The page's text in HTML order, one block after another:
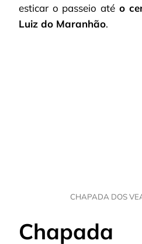
esticar o passeio até o
Luiz do Maranhão.
CHAPADA DOS